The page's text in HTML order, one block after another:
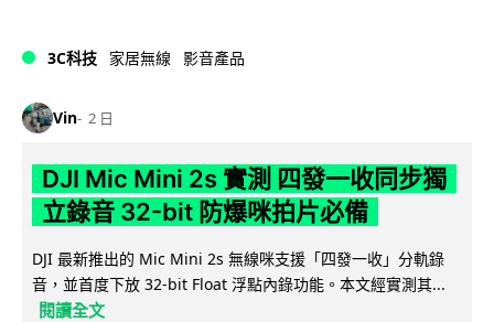
3C科技 家居無線 影音產品
Vin 2 日
DJI Mic Mini 2s 實測 四發一收同步獨
立錄音 32-bit 防爆咪拍片必備
DJI 最新推出的 Mic Mini 2s 無線咪支援「四發一收」分軌錄
音，並首度下放 32-bit Float 浮點內錄功能。本文經實測其...
閱讀全文